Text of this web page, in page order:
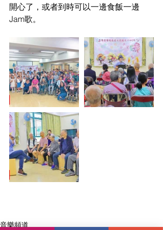
開心了，或者到時可以一邊食飯一邊
Jam歌。
音樂頻道